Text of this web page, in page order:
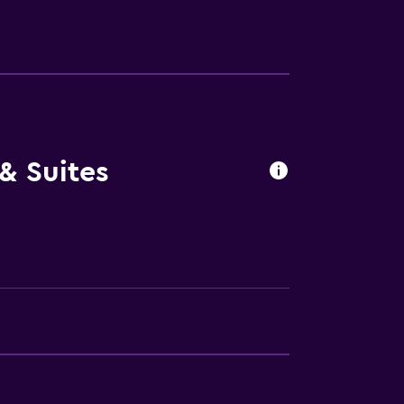
Suites